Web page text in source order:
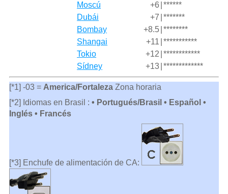
Moscú
+6 ******
Dubái
+7 *******
Bombay
+8.5 ********
Shangai
+11 ***********
Tokio
+12 ************
Sídney
+13 *************
[*1] -03 = America/FortalezaZona horaria
[*2] Idiomas en Brasil : • Portugués/Brasil • Español •
Inglés • Francés
[*3] Enchufe de alimentación de CA: